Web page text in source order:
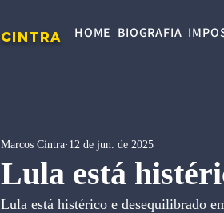
CINTRA HOME BIOGRAFIA
Lula está
Marcos Cintra 12 de jun. de 2025
Lula está histérico e desequilibrado